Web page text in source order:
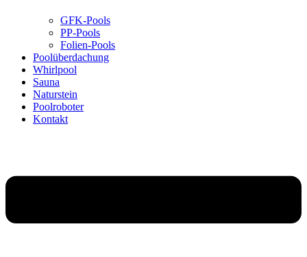
GFK-Pools
PP-Pools
Folien-Pools
Poolüberdachung
Whirlpool
Sauna
Naturstein
Poolroboter
Kontakt